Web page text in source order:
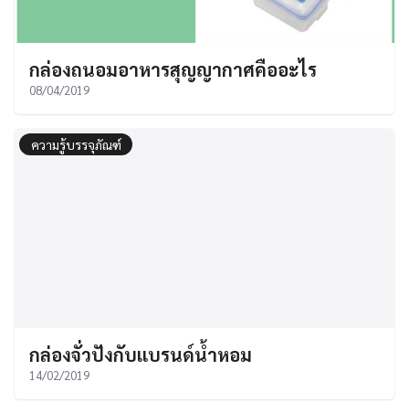
กล่องถนอมอาหารสุญญากาศคืออะไร
08/04/2019
ความรู้บรรจุภัณฑ์
กล่องจั่วปังกับแบรนด์น้ำหอม
14/02/2019